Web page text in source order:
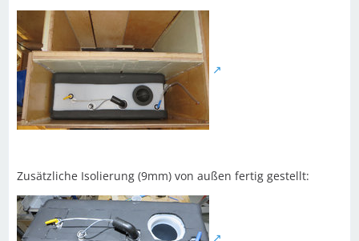
Zusätzliche Isolierung (9mm) von außen fertig gestellt: